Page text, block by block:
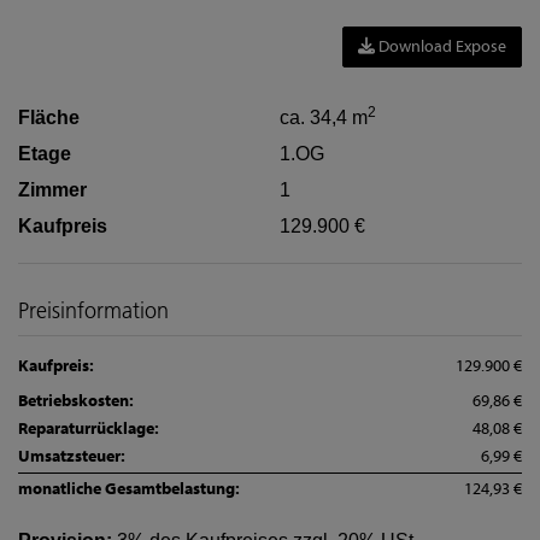
Download Expose
Fläche ca. 34,4 m2
Etage
1.OG
Zimmer
1
Kaufpreis
129.900 €
Preisinformation
Kaufpreis:
129.900 €
Betriebskosten:
69,86 €
Reparaturrücklage:
48,08 €
Umsatzsteuer:
6,99 €
monatliche Gesamtbelastung:
124,93 €